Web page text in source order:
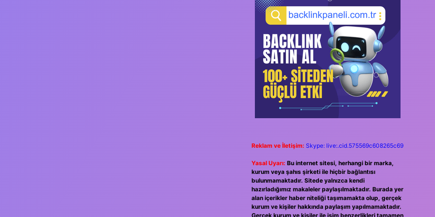
Reklam ve İletişim: Skype: live:.cid.575569c608265c69
Yasal Uyarı: Bu internet sitesi, herhangi bir marka,
kurum veya şahıs şirketi ile hiçbir bağlantısı
bulunmamaktadır. Sitede yalnızca kendi
hazırladığımız makaleler paylaşılmaktadır. Burada yer
alan içerikler haber niteliği taşımamakta olup, gerçek
kurum ve kişiler hakkında paylaşım yapılmamaktadır.
Gerçek kurum ve kişiler ile isim benzerlikleri tamamen